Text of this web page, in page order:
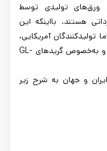
ورق‌های تولیدی توسط
هستند. بااینکه این
تولیدکنندگان آمریکایی،
روس و اوکراینی در تولید این محصولات و به‌خصوص گریدهای GL-
و جهان به شرح زیر